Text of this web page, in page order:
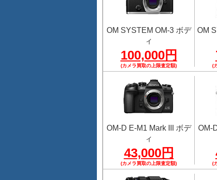
OM SYSTEM OM-3 ボデ
ィ
100,000円
(カメラ買取の上限査定額)
OM
(
OM-D E-M1 Mark III ボデ
ィ
43,000円
(カメラ買取の上限査定額)
OM-
(